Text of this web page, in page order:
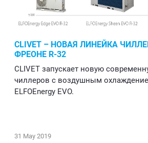
CLIVET – НОВАЯ ЛИНЕЙКА
ФРЕОНЕ R-32
CLIVET запускает новую
чиллеров с воздушным
ELFOEnergy EVO.
31 May 2019